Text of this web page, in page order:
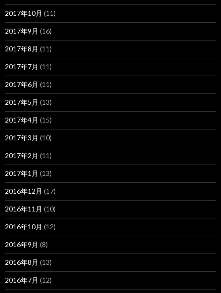
2017年10月 (11)
2017年9月 (16)
2017年8月 (11)
2017年7月 (11)
2017年6月 (11)
2017年5月 (13)
2017年4月 (15)
2017年3月 (10)
2017年2月 (11)
2017年1月 (13)
2016年12月 (17)
2016年11月 (10)
2016年10月 (12)
2016年9月 (8)
2016年8月 (13)
2016年7月 (12)